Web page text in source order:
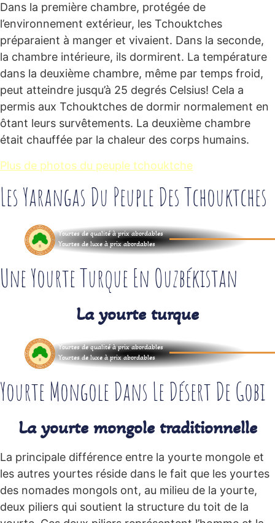
Dans la première chambre, protégée de
l’environnement extérieur, les Tchouktches
préparaient à manger et vivaient. Dans la seconde,
la chambre intérieure, ils dormirent. La température
dans la deuxième chambre, même par temps froid,
peut atteindre jusqu’à 25 degrés Celsius! Cela a
permis aux Tchouktches de dormir normalement en
ôtant leurs survêtements. La deuxième chambre
était chauffée par la chaleur des corps humains.
Plus de photos du peuple tchouktche
Les Yarangas Du Peuple Des Tchouktches
Yourtes de qualité à prix abordables
Yourtes de luxe à prix abordables
Une Yourte Turque En Ouzbékistan
La yourte turque
Yourtes de qualité à prix abordables
Yourtes de luxe à prix abordables
Yourte Mongole Dans Le Désert De Gobi
La yourte mongole traditionnelle
La principale différence entre la yourte mongole et
les autres yourtes réside dans le fait que les yourtes
des nomades mongols ont, au milieu de la yourte,
deux piliers qui soutient la structure du toit de la